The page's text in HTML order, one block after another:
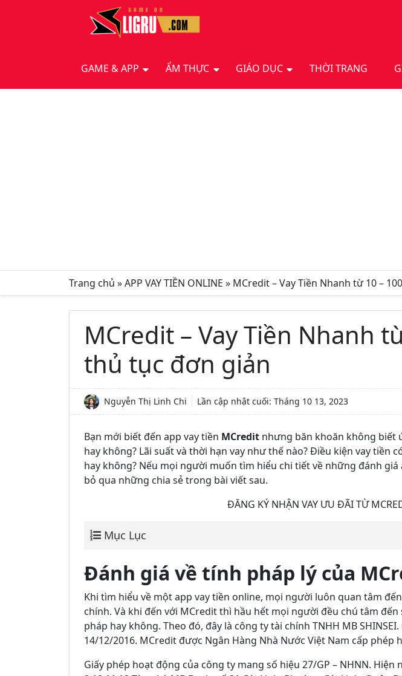
GAME & APP ẨM THỰC GIÁO DỤC THỜI TRANG
Trang chủ »APP VAY TIỀN ONLINE » MCredit – Vay Tiền Nhanh từ 10 –
MCredit – Vay Tiền Nhanh
thủ tục đơn giản
Nguyễn Thị Linh Chi Lần cập nhật cuối: Tháng 10 13, 2023
Bạn mới biết đến app vay tiền MCredit nhưng băn khoăn không biết
hay không? Lãi suất và thời hạn vay như thế nào? Điều kiện vay tiền
hay không? Nếu mọi người muốn tìm hiểu chi tiết về những đánh
bỏ qua những chia sẻ trong bài viết sau.
ĐĂNG KÝ NHẬN VAY ƯU ĐÃI TỪ
Mục Lục
Đánh giá về tính pháp lý của
Khi tìm hiểu về một app vay tiền online, mọi người luôn quan tâm
chính. Và khi đến với MCredit thì hầu hết mọi người đều chú tâm
pháp hay không. Theo đó, đây là công ty tài chính TNHH MB
14/12/2016. MCredit được Ngân Hàng Nhà Nước Việt Nam cấp phép
Giấy phép hoạt động của công ty mang số hiệu 27/GP – NHNN. Hiện